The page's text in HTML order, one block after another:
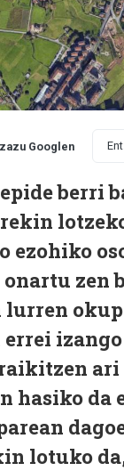
Googlen
berri
ezohiko
zen
errei
ari
hasiko da
lotuko